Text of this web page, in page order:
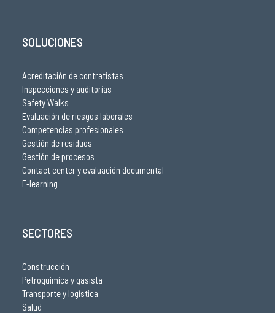
SOLUCIONES
Acreditación de contratistas
Inspecciones y auditorías
Safety Walks
Evaluación de riesgos laborales
Competencias profesionales
Gestión de residuos
Gestión de procesos
Contact center y evaluación documental
E-learning
SECTORES
Construcción
Petroquímica y gasista
Transporte y logística
Salud